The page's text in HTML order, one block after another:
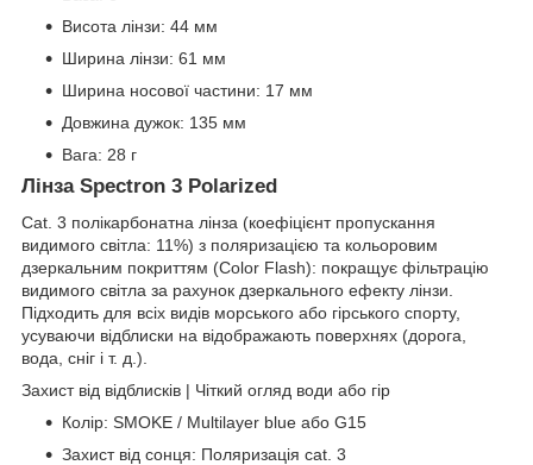
Висота лінзи: 44 мм
Ширина лінзи: 61 мм
Ширина носової частини: 17 мм
Довжина дужок: 135 мм
Вага: 28 г
Лінза Spectron 3 Polarized
Cat. 3 полікарбонатна лінза (коефіцієнт пропускання
видимого світла: 11%) з поляризацією та кольоровим
дзеркальним покриттям (Color Flash): покращує фільтрацію
видимого світла за рахунок дзеркального ефекту лінзи.
Підходить для всіх видів морського або гірського спорту,
усуваючи відблиски на відображають поверхнях (дорога,
вода, сніг і т. д.).
Захист від відблисків | Чіткий огляд води або гір
Колір: SMOKE / Multilayer blue або G15
Захист від сонця: Поляризація cat. 3